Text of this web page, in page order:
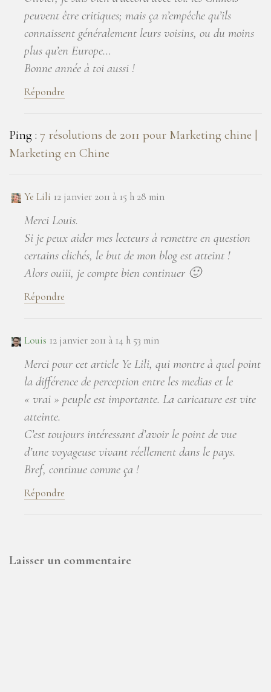
peuvent être critiques; mais ça n’empêche qu’ils
connaissent généralement leurs voisins, ou du moins
plus qu’en Europe…
Bonne année à toi aussi !
Répondre
Ping : 7 résolutions de 2011 pour Marketing chine |
Marketing en Chine
Ye Lili 12 janvier 2011 à 15 h 28 min
Merci Louis.
Si je peux aider mes lecteurs à remettre en question
certains clichés, le but de mon blog est atteint !
Alors ouiii, je compte bien continuer 🙂
Répondre
Louis 12 janvier 2011 à 14 h 53 min
Merci pour cet article Ye Lili, qui montre à quel point
la différence de perception entre les medias et le
« vrai » peuple est importante. La caricature est vite
atteinte.
C’est toujours intéressant d’avoir le point de vue
d’une voyageuse vivant réellement dans le pays.
Bref, continue comme ça !
Répondre
Laisser un commentaire